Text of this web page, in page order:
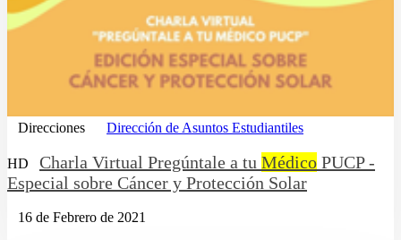
Direcciones Dirección de Asuntos Estudiantiles
HD Charla Virtual Pregúntale a tu Médico PUCP -
Especial sobre Cáncer y Protección Solar
16 de Febrero de 2021